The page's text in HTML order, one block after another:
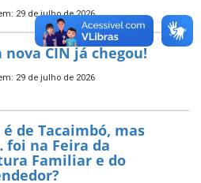
29 de julho de 2026
nova CIN já chegou!
29 de julho de 2026
é de Tacaimbó, mas
foi na Feira da
Familiar e do